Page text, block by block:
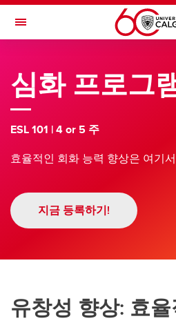
Skip to main content
Toggle Navigation
English Language Program (Korean)
프로그램
대학 예비 과정
심화 프로그램
홈스테이
심화 프로그
ESL 101 | 4 or 5 주
효율적인 회화 능력 향상은 여기
지금 등록하기!
유창성 향상: 효